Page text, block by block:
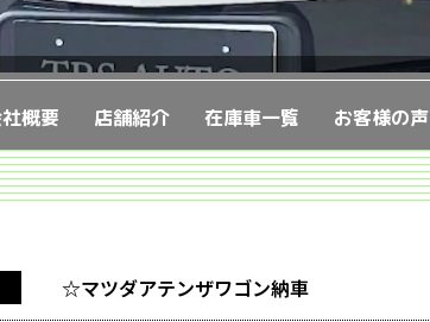
概要 店舗紹介 在庫車一覧 お客様の声
☆マツダアテンザワゴン納車